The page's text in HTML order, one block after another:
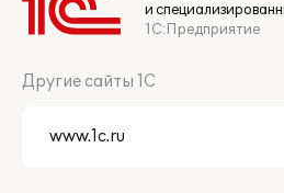
и
1С:Предприятие
Другие сайты 1С